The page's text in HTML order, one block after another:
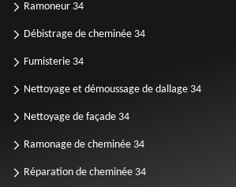
Ramoneur 34
Débistrage de cheminée 34
Fumisterie 34
Nettoyage et démoussage de dallage 34
Nettoyage de façade 34
Ramonage de cheminée 34
Réparation de cheminée 34